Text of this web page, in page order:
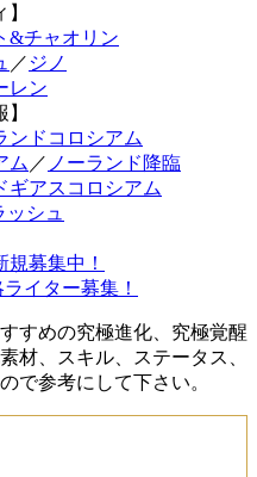
&チャオリン
／ ジノ
レン
ンドコロシアム
ム ／ ノーランド降臨
ギアスコロシアム
ッシュ
募集中！
イター募集！
すめの究極進化、究極覚醒
材、スキル、ステータス、
で参考にして下さい。